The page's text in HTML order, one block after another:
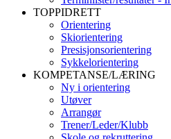
TOPPIDRETT
Orientering
Skiorientering
Presisjonsorientering
Sykkelorientering
KOMPETANSE/LÆRING
Ny i orientering
Utøver
Arrangør
Trener/Leder/Klubb